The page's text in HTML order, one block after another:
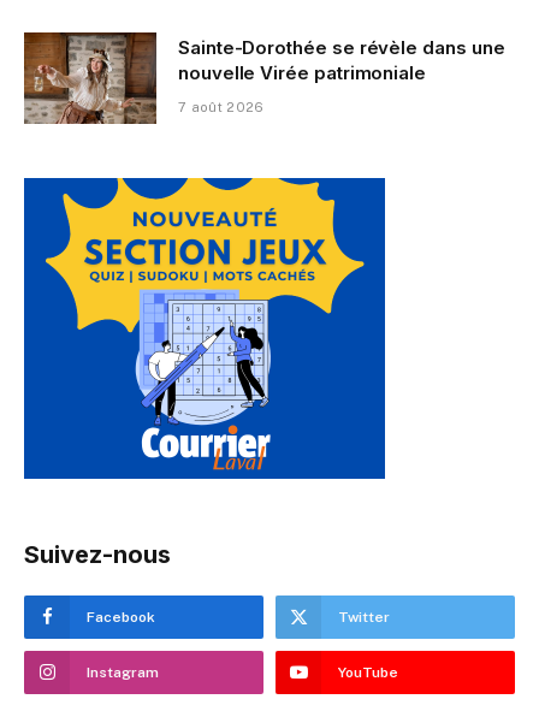
Sainte-Dorothée se révèle dans une
nouvelle Virée patrimoniale
7 août 2026
Suivez-nous
Facebook Twitter
Instagram YouTube